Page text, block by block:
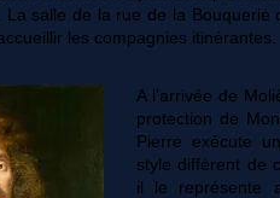
salle de la rue de la Bouquerie
les compagnies itinérantes.
A l’arrivée de
protection de
Pierre exécute
style différent de
il le représente